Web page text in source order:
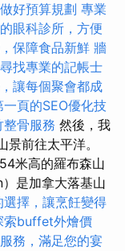
好預算規劃 專業
眼科診所，方便
保障食品新鮮 牆
尋找專業的記帳士
讓每個聚會都成
一頁的SEO優化技
整骨服務 然後，我
前往太平洋。
米高的羅布森山
是加拿大落基山
選擇，讓烹飪變得
索buffet外燴價
務，滿足您的宴